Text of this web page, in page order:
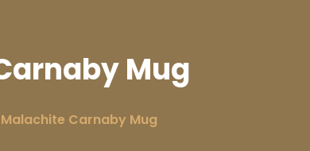
Mug
Malachite Carnaby Mug